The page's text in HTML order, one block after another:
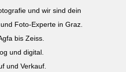
und wir sind dein
Foto-Experte in Graz.
bis Zeiss.
und digital.
und Verkauf.